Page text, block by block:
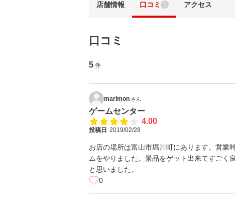
店舗情報 口コミ 5 アクセス
口コミ
5 件
marimon さん
ゲームセンター
4.00
投稿日 2019/02/28
お店の場所は富山市堀川町にあります。営業
ムをやりました。景品をゲット出来てすごく
と思いました。
0